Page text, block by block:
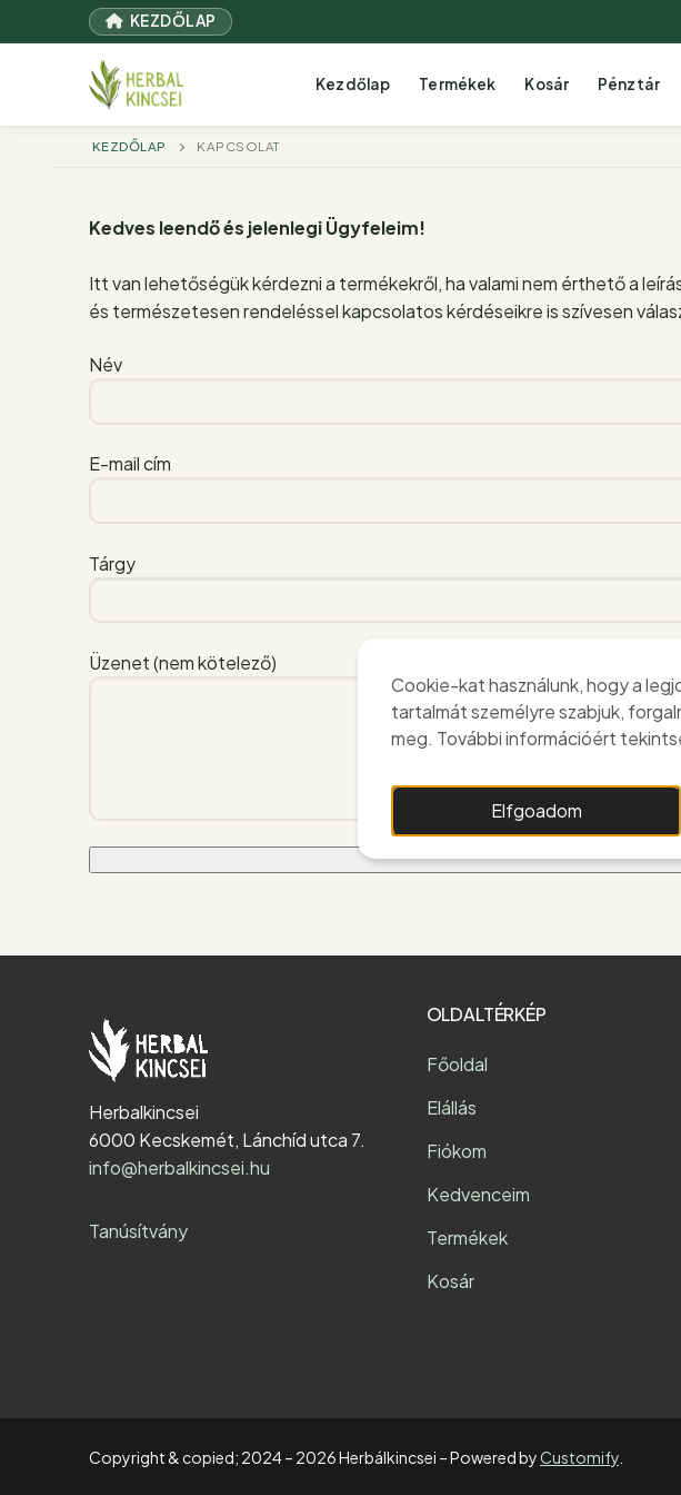
a
KEZDŐLAP
Kezdőlap Termékek Kosár Pénztár
KEZDŐLAP KAPCSOLAT
Kedves leendő és jelenlegi Ügyfeleim!
Itt van lehetőségük kérdezni a termékekről, ha valami nem érthető a
és természetesen rendeléssel kapcsolatos kérdéseikre is szívesen
Név
E-mail cím
Tárgy
Üzenet (nem kötelező)
Herbalkincsei
6000 Kecskemét, Lánchíd utca 7.
info@herbalkincsei.hu
Tanúsítvány
OLDALTÉRKÉP
Főoldal
Elállás
Fiókom
Kedvenceim
Termékek
Kosár
Copyright & copied; 2024 – 2026 Herbálkincsei – Powered byCustomify
Cookie-kat használunk, hogy a
tartalmát személyre szabjuk,
meg. További információért
Elfgoadom